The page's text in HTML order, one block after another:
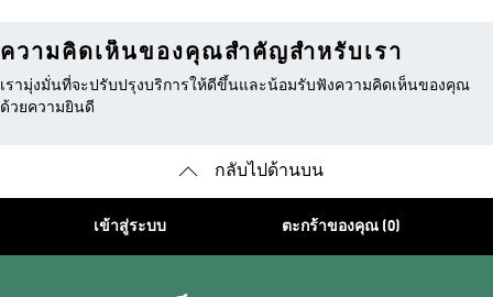
ความคิดเห็นของคุณสำคัญสำหรับเรา
เรามุ่งมั่นที่จะปรับปรุงบริการให้ดีขึ้นและน้อมรับฟังความคิดเห็นของคุณ
ด้วยความยินดี
กลับไปด้านบน
เข้าสู่ระบบ ตะกร้าของคุณ (0)